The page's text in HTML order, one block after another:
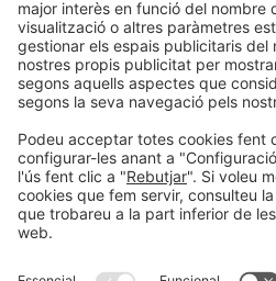
Informació generalAvís legal